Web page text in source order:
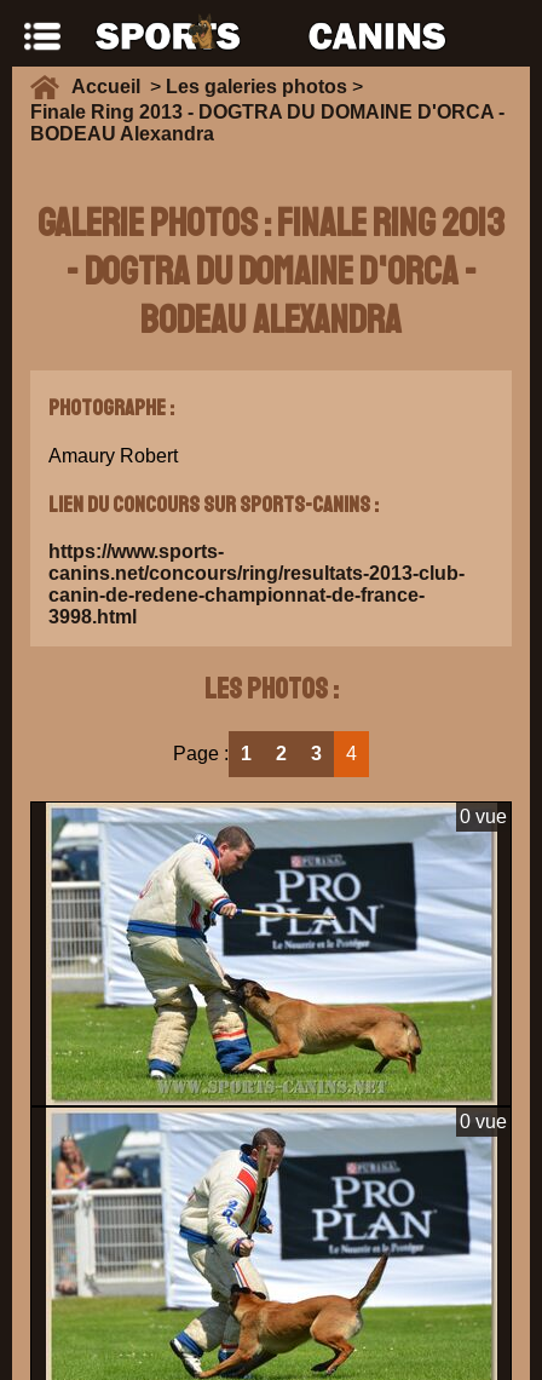
Accueil > Les galeries photos >
Finale Ring 2013 - DOGTRA DU DOMAINE D'ORCA -
BODEAU Alexandra
Galerie Photos : Finale Ring 2013
- DOGTRA DU DOMAINE D'ORCA -
BODEAU Alexandra
Photographe :
Amaury Robert
Lien du concours sur Sports-Canins :
https://www.sports-
canins.net/concours/ring/resultats-2013-club-
canin-de-redene-championnat-de-france-
3998.html
Les photos :
Page : 1 2 3 4
0 vue
0 vue